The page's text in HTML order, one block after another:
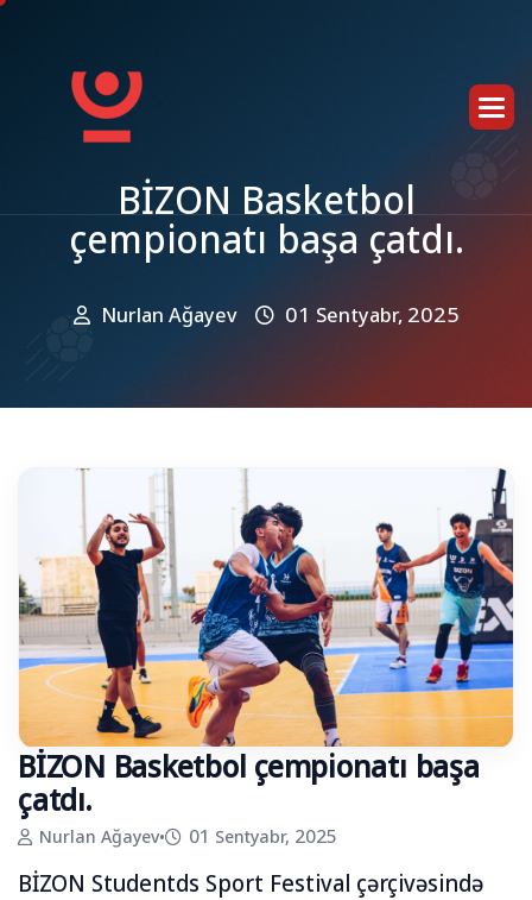
BİZON Basketbol
çempionatı başa çatdı.
Nurlan Ağayev 01 Sentyabr, 2025
BİZON Basketbol çempionatı başa
çatdı.
Nurlan Ağayev• 01 Sentyabr, 2025
BİZON Studentds Sport Festival çərçivəsində